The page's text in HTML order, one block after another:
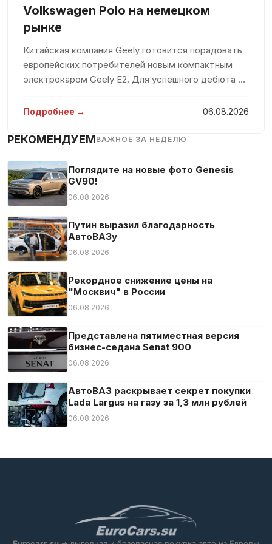
Летние шины
Навигационная система
Передний привод
Подсветка салона
Полная история обслуживания
Противобуксовочная система
Противотуманная фара
МКПП
Сажевый фильтр
Светодиодные габаритные огни
Светодиодные фары
Сенсорный экран
Сигнализация
Система «старт-стоп»
Система аварийного вызова
Система контроля скоростного режима
Система оповещения о расстоянии
Система предупреждения об усталости
Спортивные сиденья
Volkswagen Polo на немецком
рынке
Китайская компания Geely готовится порадовать
европейских потребителей новым компактным
электрокаром Geely E2. Для успешного дебюта на
стремясь захватить значительную долю среди
Подробнее → 06.08.2026
РЕКОМЕНДУЕМВАЖНОЕ ЗА НЕДЕЛЮ
Поглядите на новые фото Genesis
GV90!
06.08.2026
Путин выразил благодарность
АвтоВАЗу
06.08.2026
Рекордное снижение цены на
"Москвич" в России
06.08.2026
Представлена пятиместная версия
бизнес-седана Senat 900
06.08.2026
АвтоВАЗ раскрывает секрет покупки
Lada Largus на газу за 1,3 млн рублей
06.08.2026